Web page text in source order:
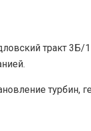
тракт 3Б/1
турбин,